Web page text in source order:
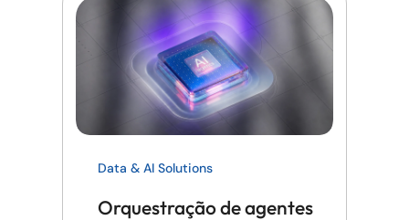
Data & AI Solutions
Orquestração de agentes